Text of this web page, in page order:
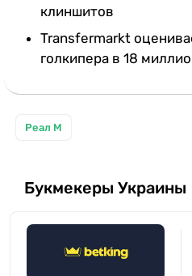
клиншитов
Transfermarkt
голкипера в 18
Реал М
Букмекеры Украины